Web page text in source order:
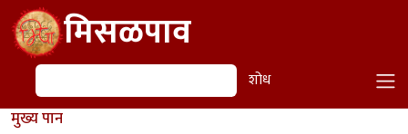
Skip to main contentमिसळपाव
शोध शोध
मुख्य पान